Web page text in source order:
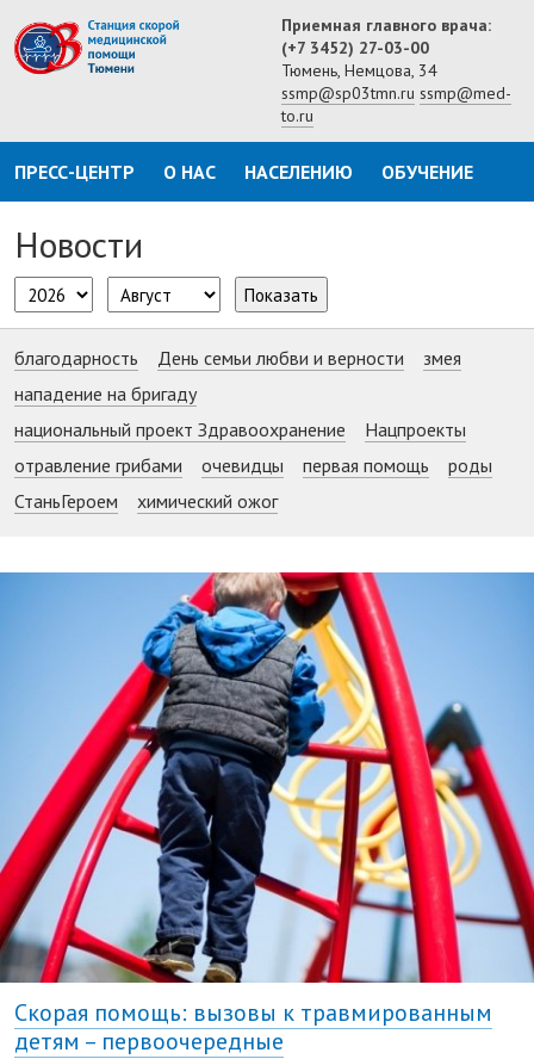
Приемная главного врача:
(+7 3452) 27-03-00
Тюмень, Немцова, 34
ssmp@sp03tmn.ru ssmp@med-
to.ru
ПРЕСС-ЦЕНТР О НАС НАСЕЛЕНИЮ ОБУЧЕНИЕ
Новости
Показать
благодарность День семьи любви и верности
змея
нападение на бригаду
национальный проект Здравоохранение
Нацпроекты
отравление грибами
очевидцы первая помощь
роды
СтаньГероем
химический ожог
Скорая помощь: вызовы к травмированным
детям – первоочередные